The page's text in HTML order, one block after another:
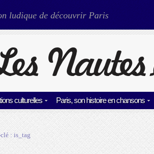
ludique de découvrir Paris
culturelles Paris, son histoire en chansons
clé :is_tag